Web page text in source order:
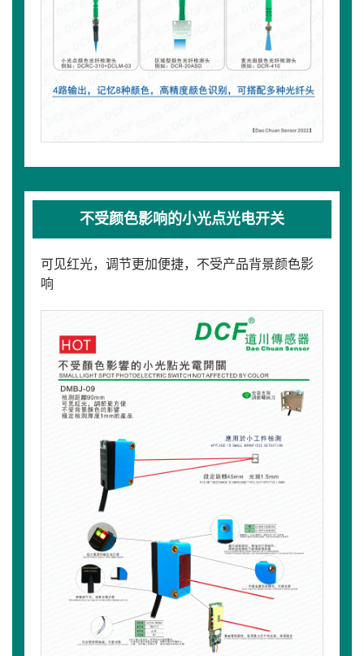
不受颜色影响的小光点光电开关
可见红光，调节更加便捷，不受产品背景颜色影
响